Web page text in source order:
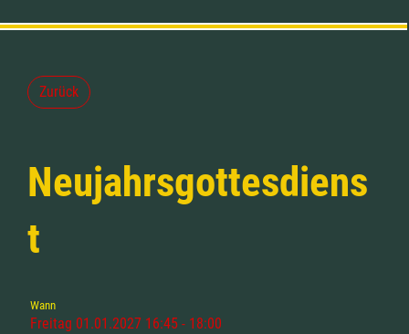
Zurück
Neujahrsgottesdiens
t
Wann
Freitag 01.01.2027 16:45 - 18:00